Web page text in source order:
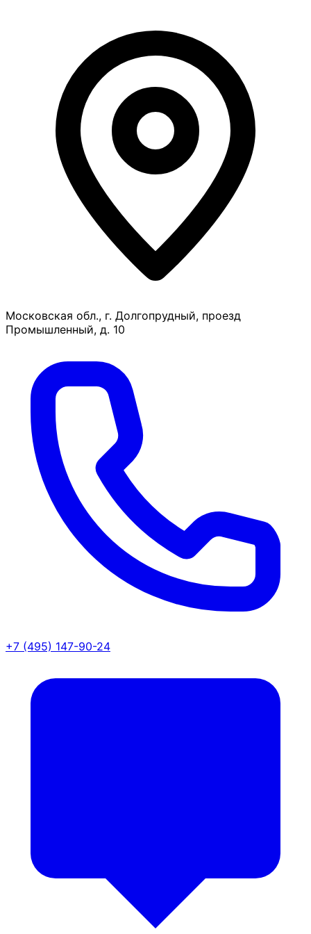
Московская обл., г. Долгопрудный, проезд
Промышленный, д. 10
+7 (495) 147-90-24